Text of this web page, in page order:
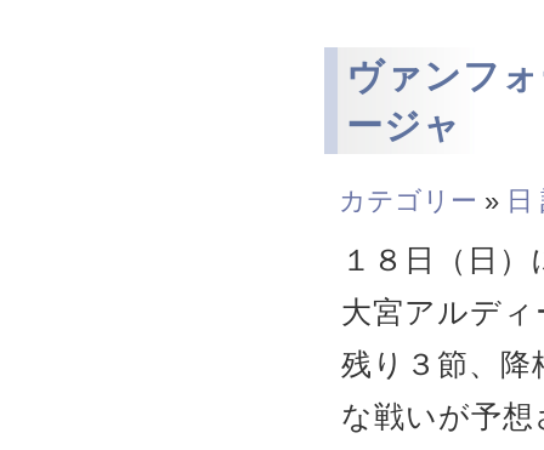
ヴァンフ
ージャ
カテゴリー » 日
１８日（日
大宮アルデ
残り３節、
な戦いが予